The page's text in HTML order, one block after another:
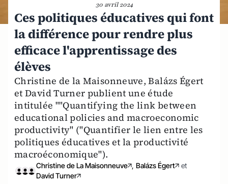
30 avril 2024
Ces politiques éducatives qui font
la différence pour rendre plus
efficace l'apprentissage des
élèves
Christine de la Maisonneuve, Balázs Égert
et David Turner publient une étude
intitulée ""Quantifying the link between
educational policies and macroeconomic
productivity" ("Quantifier le lien entre les
politiques éducatives et la productivité
macroéconomique").
Christine de La Maisonneuve , Balázs Égert
et
David Turner